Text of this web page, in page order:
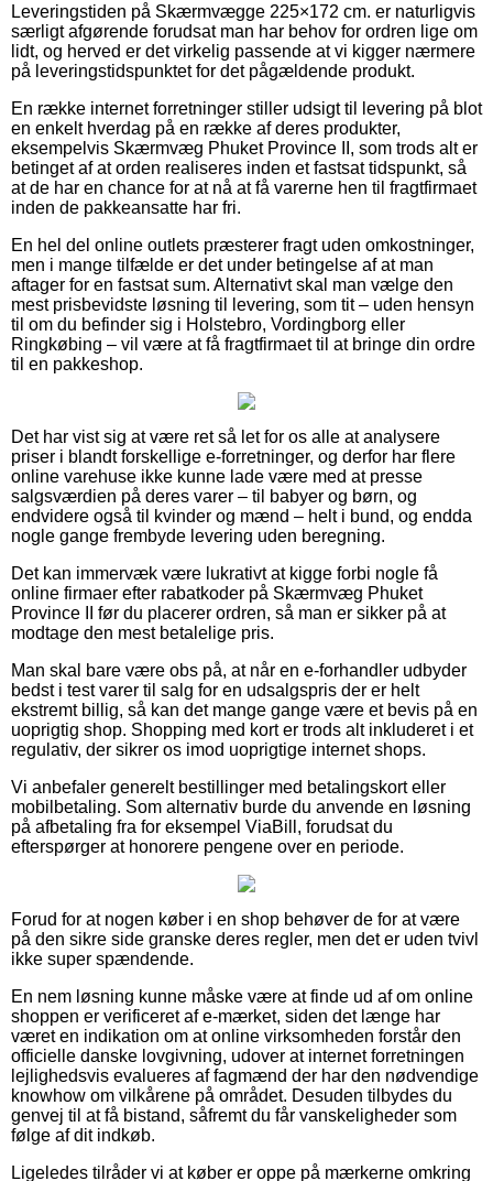
Leveringstiden på Skærmvægge 225×172 cm. er naturligvis
særligt afgørende forudsat man har behov for ordren lige om
lidt, og herved er det virkelig passende at vi kigger nærmere
på leveringstidspunktet for det pågældende produkt.
En række internet forretninger stiller udsigt til levering på blot
en enkelt hverdag på en række af deres produkter,
eksempelvis Skærmvæg Phuket Province II, som trods alt er
betinget af at orden realiseres inden et fastsat tidspunkt, så
at de har en chance for at nå at få varerne hen til fragtfirmaet
inden de pakkeansatte har fri.
En hel del online outlets præsterer fragt uden omkostninger,
men i mange tilfælde er det under betingelse af at man
aftager for en fastsat sum. Alternativt skal man vælge den
mest prisbevidste løsning til levering, som tit – uden hensyn
til om du befinder sig i Holstebro, Vordingborg eller
Ringkøbing – vil være at få fragtfirmaet til at bringe din ordre
til en pakkeshop.
Det har vist sig at være ret så let for os alle at analysere
priser i blandt forskellige e-forretninger, og derfor har flere
online varehuse ikke kunne lade være med at presse
salgsværdien på deres varer – til babyer og børn, og
endvidere også til kvinder og mænd – helt i bund, og endda
nogle gange frembyde levering uden beregning.
Det kan immervæk være lukrativt at kigge forbi nogle få
online firmaer efter rabatkoder på Skærmvæg Phuket
Province II før du placerer ordren, så man er sikker på at
modtage den mest betalelige pris.
Man skal bare være obs på, at når en e-forhandler udbyder
bedst i test varer til salg for en udsalgspris der er helt
ekstremt billig, så kan det mange gange være et bevis på en
uoprigtig shop. Shopping med kort er trods alt inkluderet i et
regulativ, der sikrer os imod uoprigtige internet shops.
Vi anbefaler generelt bestillinger med betalingskort eller
mobilbetaling. Som alternativ burde du anvende en løsning
på afbetaling fra for eksempel ViaBill, forudsat du
efterspørger at honorere pengene over en periode.
Forud for at nogen køber i en shop behøver de for at være
på den sikre side granske deres regler, men det er uden tvivl
ikke super spændende.
En nem løsning kunne måske være at finde ud af om online
shoppen er verificeret af e-mærket, siden det længe har
været en indikation om at online virksomheden forstår den
officielle danske lovgivning, udover at internet forretningen
lejlighedsvis evalueres af fagmænd der har den nødvendige
knowhow om vilkårene på området. Desuden tilbydes du
genvej til at få bistand, såfremt du får vanskeligheder som
følge af dit indkøb.
Ligeledes tilråder vi at køber er oppe på mærkerne omkring